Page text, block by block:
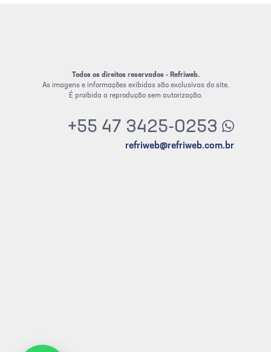
Todos os direitos reservados - Refriweb.
As imagens e informações exibidas são exclusivas do site.
É proibida a reprodução sem autorização.
+55 47 3425-0253
refriweb@refriweb.com.br